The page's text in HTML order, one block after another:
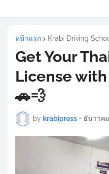
หน้าแรก Krabi Driving
Get Your
License
🚗💨
by krabipress • ธันวาค